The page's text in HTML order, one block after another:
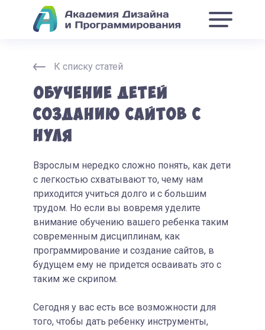
К списку статей
Обучение детей
созданию сайтов с
нуля
Взрослым нередко сложно понять, как дети
с легкостью схватывают то, чему нам
приходится учиться долго и с большим
трудом. Но если вы вовремя уделите
внимание обучению вашего ребенка таким
современным дисциплинам, как
программирование и создание сайтов, в
будущем ему не придется осваивать это с
таким же скрипом.
Сегодня у вас есть все возможности для
того, чтобы дать ребенку инструменты,